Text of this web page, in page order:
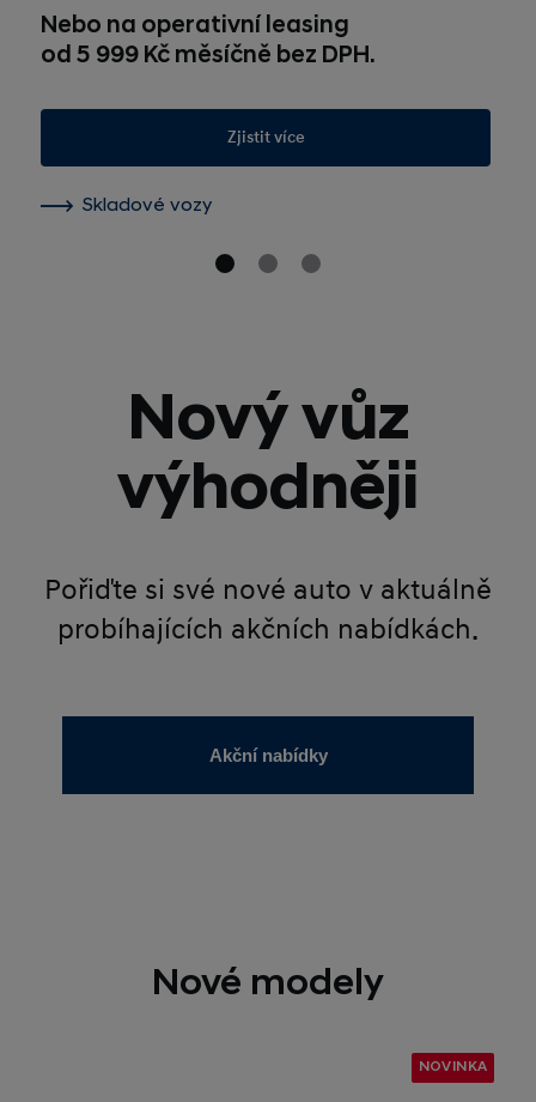
Nebo na operativní leasing
od 5 999 Kč měsíčně bez DPH.
Zjistit více
Skladové vozy
Nový vůz
výhodněji
Pořiďte si své nové auto v aktuálně
probíhajících akčních nabídkách.
Akční nabídky
Nové modely
NOVINKA